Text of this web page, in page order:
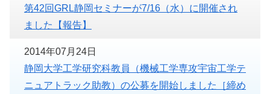
第42回GRL静岡セミナーが7/16（水）に開催され
ました【報告】
2014年07月24日
静岡大学工学研究科教員（機械工学専攻宇宙工学テ
ニュアトラック助教）の公募を開始しました［締め